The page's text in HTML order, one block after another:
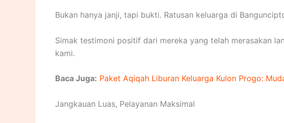
Bukan hanya janji, tapi bukti. Ratusan keluarga di
Simak testimoni positif dari mereka yang telah merasakan
kami.
Baca Juga: Paket Aqiqah Liburan Keluarga Kulon Progo:
Jangkauan Luas, Pelayanan Maksimal